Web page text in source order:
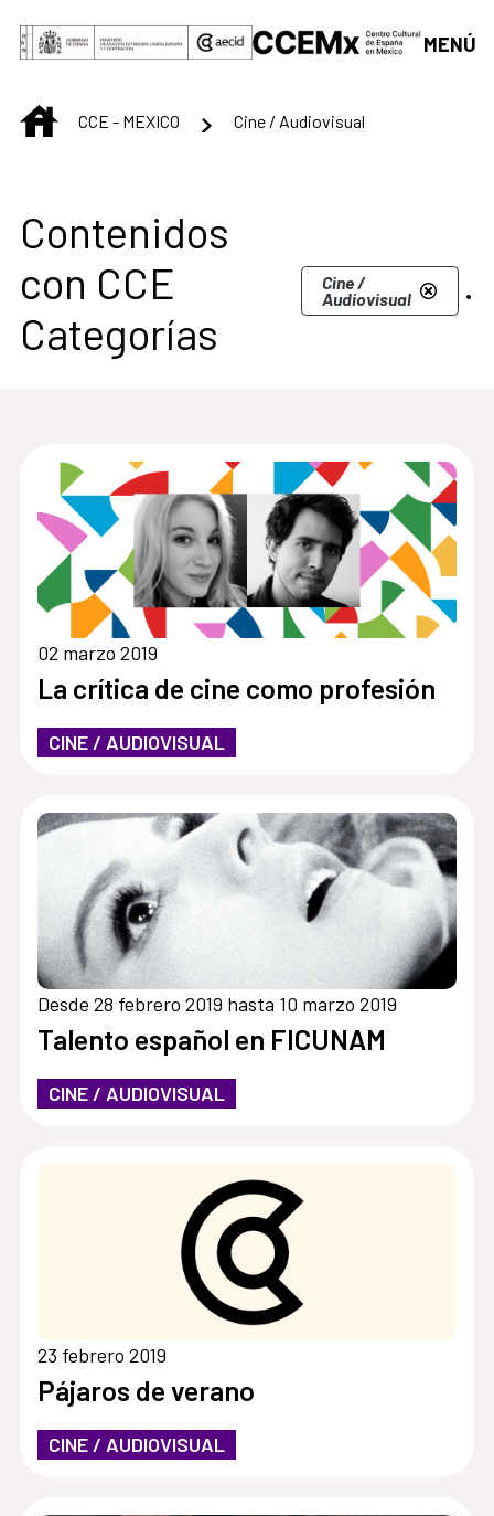
Saltar al contenido principal
MENÚ
INICIOCCE - MEXICO Cine / Audiovisual
Centro Cultural de
Contenidos
con CCE
Categorías
Cine /
Audiovisual .
02 marzo 2019
La crítica de cine como profesión
CINE / AUDIOVISUAL
Desde 28 febrero 2019 hasta 10 marzo 2019
Talento español en FICUNAM
CINE / AUDIOVISUAL
23 febrero 2019
Pájaros de verano
CINE / AUDIOVISUAL